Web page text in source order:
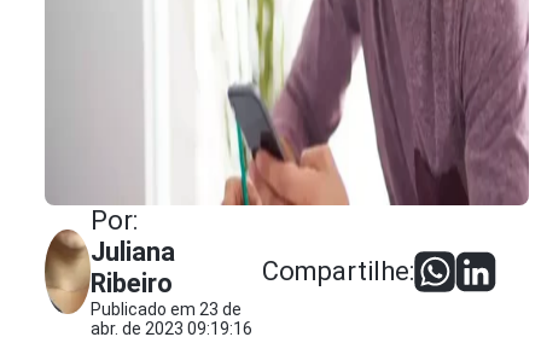
Por:
Juliana
Ribeiro
Publicado em 23 de
abr. de 2023 09:19:16
Compartilhe: